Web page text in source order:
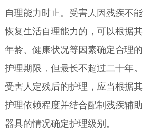
自理能力时止。受害人因残疾不能
恢复生活自理能力的，可以根据其
年龄、健康状况等因素确定合理的
护理期限，但最长不超过二十年。
受害人定残后的护理，应当根据其
护理依赖程度并结合配制残疾辅助
器具的情况确定护理级别。